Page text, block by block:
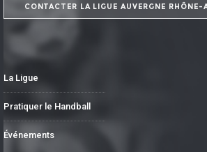
CONTACTER LA LIGUE AUVERGNE RHÔNE-
La Ligue
Pratiquer le Handball
Événements